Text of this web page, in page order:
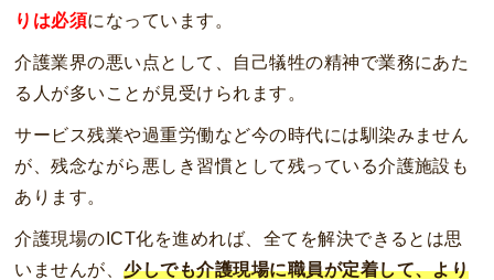
りは必須になっています。
介護業界の悪い点として、自己犠牲の精神で業務にあた
る人が多いことが見受けられます。
サービス残業や過重労働など今の時代には馴染みません
が、残念ながら悪しき習慣として残っている介護施設も
あります。
介護現場のICT化を進めれば、全てを解決できるとは思
いませんが、少しでも介護現場に職員が定着して、より